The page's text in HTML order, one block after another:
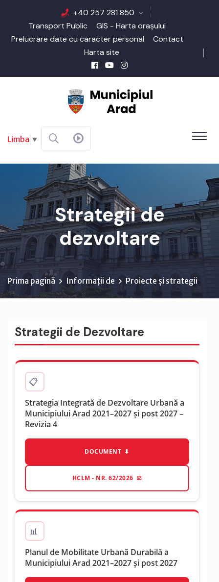
+40 257 281 850
Transport Public
GIS - Harta orașului
Prelucrare date cu caracter personal
Contact
Harta site
Limba ▼
Strategii de
dezvoltare
Prima pagină Informații de Proiecte și strategii
Strategii de Dezvoltare
Strategia Integrată de Dezvoltare Urbană a
Municipiului Arad 2021–2027 și post 2027 –
Revizia 4
DOCUMENT
HCLM - NR. 62/2026
Planul de Mobilitate Urbană Durabilă a
Municipiului Arad 2021–2027 și post 2027